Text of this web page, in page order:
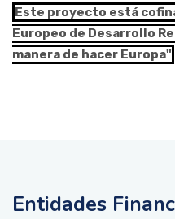
Este proyecto está
Europeo de Desarrollo
manera de hacer Europa"
Entidades